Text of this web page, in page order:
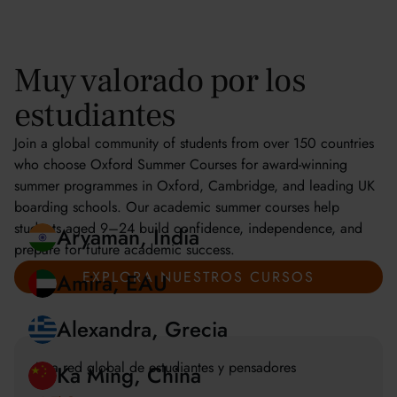
Muy valorado por los
estudiantes
Join a global community of students from over 150 countries
who choose Oxford Summer Courses for award-winning
summer programmes in Oxford, Cambridge, and leading UK
boarding schools. Our academic summer courses help
students aged 9–24 build confidence, independence, and
prepare for future academic success.
EXPLORA NUESTROS CURSOS
Una red global de estudiantes y pensadores
Aryaman, India
Amira, EAU
Alexandra, Grecia